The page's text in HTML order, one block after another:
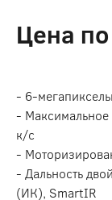
Цена
- 6-
-
к/с
-
- Дальность
(ИК), SmartIR